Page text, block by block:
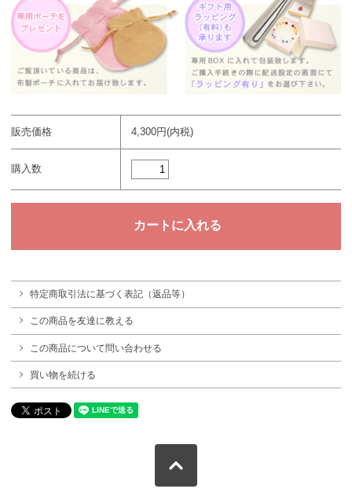
販売価格 4,300円(内税)
購入数
特定商取引法に基づく表記（返品等）
この商品を友達に教える
この商品について問い合わせる
買い物を続ける